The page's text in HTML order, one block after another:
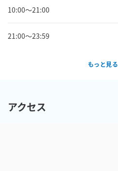
10:00〜21:00
21:00〜23:59
もっと見る
アクセス